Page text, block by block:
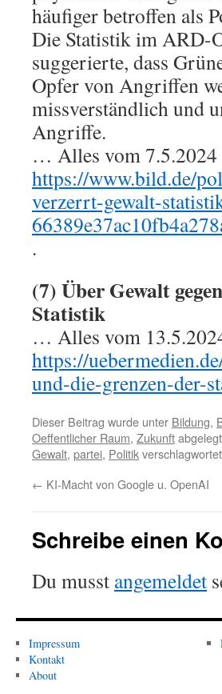
häufiger betroffen als
Die Statistik im ARD-
suggerierte, dass
Opfer von Angriffen
missverständlich und
Angriffe.
… Alles vom 7.5.2024
https://www.bild.de/
verzerrt-gewalt-
.
(7) Über Gewalt
Statistik
… Alles vom
https://
und-die-grenzen-der-
Dieser Beitrag wurde unter Bildung,
Oeffentlicher Raum, Zukunft
Gewalt, partei, Politik
← KI-Macht von Google u. OpenAI
Schreibe einen
Du musst angemeldet
Impressum
Kontakt
About